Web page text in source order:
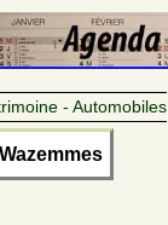
- Automobiles